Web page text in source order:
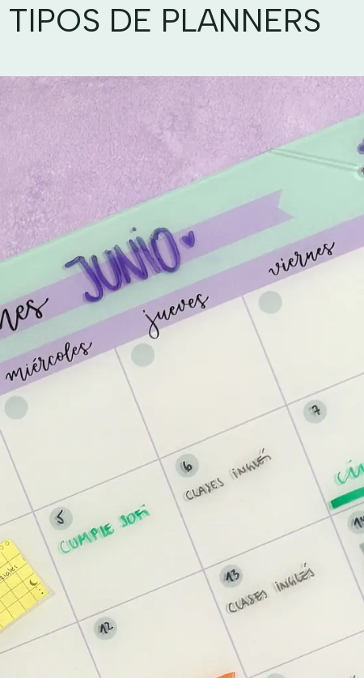
TIPOS DE PLANNERS